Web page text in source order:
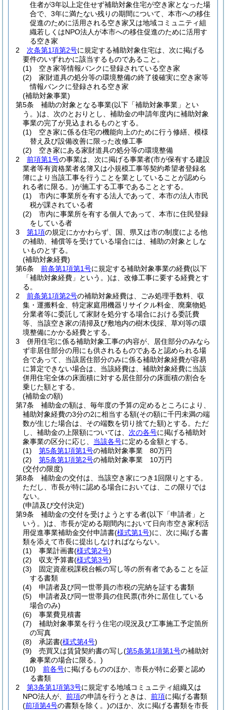
住者が3年以上定住せず補助対象住宅が空き家となった場
合で、3年に満たない残りの期間について、本市への移住
促進のために活用される空き家又は地域コミュニティ組
織若しくはNPO法人が本市への移住促進のために活用す
る空き家
2
次条第1項第2号に規定する補助対象住宅は、次に掲げる
要件のいずれかに該当するものであること。
(1)
空き家等情報バンクに登録されている空き家
(2)
家財道具の処分等の環境整備の終了後確実に空き家等
情報バンクに登録される空き家
(補助対象事業)
第5条
補助の対象となる事業(以下「補助対象事業」とい
う。)は、次のとおりとし、補助金の申請年度内に補助対象
事業の完了が見込まれるものとする。
(1)
空き家に係る住宅の機能向上のために行う修繕、模様
替え及び設備改善に限った改修工事
(2)
空き家にある家財道具の処分等の環境整備
2
前項第1号の事業は、次に掲げる事業者(市が保有する建設
業者等有資格業者名簿又は小規模工事等契約希望者登録名
簿により当該工事を行うことを業としていることが認めら
れる者に限る。)が施工する工事であることとする。
(1)
市内に事業所を有する法人であって、本市の法人市民
税が課されている者
(2)
市内に事業所を有する個人であって、本市に住民登録
をしている者
3
第1項の規定にかかわらず、国、県又は市の制度による他
の補助、補償等を受けている場合には、補助の対象としな
いものとする。
(補助対象経費)
第6条
前条第1項第1号に規定する補助対象事業の経費(以下
「補助対象経費」という。)は、改修工事に要する経費とす
る。
2
前条第1項第2号の補助対象経費は、ごみ処理手数料、収
集・運搬料金、特定家庭用機器リサイクル料金、廃棄物処
分業者等に委託して家財を処分する場合における委託費
等、当該空き家の清掃及び敷地内の樹木伐採、草刈等の環
境整備にかかる経費とする。
3
併用住宅に係る補助対象工事の内容が、居住部分のみなら
ず非居住部分の用にも供されるものであると認められる場
合であって、当該居住部分のみに係る補助対象経費が容易
に算定できない場合は、当該経費は、補助対象経費に当該
併用住宅全体の床面積に対する居住部分の床面積の割合を
乗じた額とする。
(補助金の額)
第7条
補助金の額は、毎年度の予算の定めるところにより、
補助対象経費の3分の2に相当する額(その額に千円未満の端
数が生じた場合は、その端数を切り捨てた額)とする。 ただ
し、補助金の上限額については、 次の各号に掲げる補助対
象事業の区分に応じ、 当該各号に定める金額とする。
(1)
第5条第1項第1号の補助対象事業 80万円
(2)
第5条第1項第2号の補助対象事業 10万円
(交付の限度)
第8条
補助金の交付は、当該空き家につき1回限りとする。
ただし、市長が特に認める場合においては、この限りでは
ない。
(申請及び交付決定)
第9条
補助金の交付を受けようとする者(以下「申請者」と
いう。)は、市長が定める期間内において日向市空き家利活
用促進事業補助金交付申請書(様式第1号)に、次に掲げる書
類を添えて市長に提出しなければならない。
(1)
事業計画書(様式第2号)
(2)
収支予算書(様式第3号)
(3)
固定資産税課税台帳の写し等の所有者であることを証
する書類
(4)
申請者及び同一世帯員の市税の完納を証する書類
(5)
申請者及び同一世帯員の住民票(市外に居住している
場合のみ)
(6)
事業費見積書
(7)
補助対象事業を行う住宅の現況及び工事施工予定箇所
の写真
(8)
承諾書(様式第4号)
(9)
売買又は賃貸契約書の写し(第5条第1項第1号の補助対
象事業の場合に限る。)
(10)
前各号に掲げるもののほか、市長が特に必要と認め
る書類
2
第3条第1項第3号に規定する地域コミュニティ組織又は
NPO法人が、 前項の申請を行うときは、 前項に掲げる書類
(前項第4号の書類を除く。)のほか、次に掲げる書類を市長